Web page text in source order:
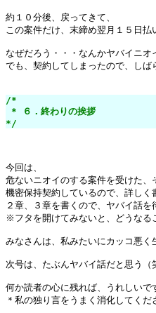
約１０分後、戻ってきて、
この案件だけ、末締め翌月１５日払
なぜだろう・・・なんかヤバイニオ
でも、契約してしまったので、しば
/*
* ６．終わりの挨拶
*/
今回は、
危ないニオイのする案件を受けた、
機密保持契約しているので、詳しく
２章、３章を書くので、ヤバイ話
※フタを開けてみないと、どうなる
みなさんは、私みたいにカッコ悪く
次号は、たぶんヤバイ話だと思う（
何か読者の心に残れば、うれしいで
＊私の独り言をうまく消化してくだ